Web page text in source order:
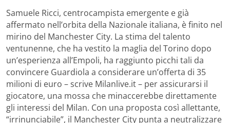
Samuele Ricci, centrocampista emergente e già
affermato nell’orbita della Nazionale italiana, è finito nel
mirino del Manchester City. La stima del talento
ventunenne, che ha vestito la maglia del Torino dopo
un’esperienza all’Empoli, ha raggiunto picchi tali da
convincere Guardiola a considerare un’offerta di 35
milioni di euro – scrive Milanlive.it – per assicurarsi il
giocatore, una mossa che minaccerebbe direttamente
gli interessi del Milan. Con una proposta così allettante,
“irrinunciabile”, il Manchester City punta a neutralizzare